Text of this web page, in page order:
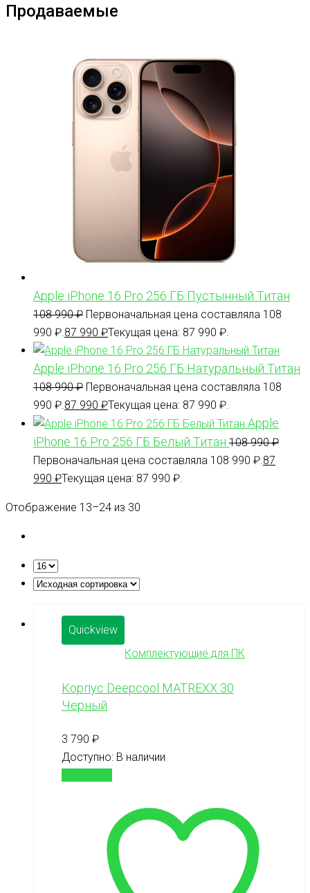
Продаваемые
Apple iPhone 16 Pro 256 ГБ Пустынный Титан
108 990₽ Первоначальная цена составляла 108
990 ₽. 87 990 ₽Текущая цена: 87 990 ₽.
Apple iPhone 16 Pro 256 ГБ Натуральный Титан
108 990₽ Первоначальная цена составляла 108
990 ₽. 87 990 ₽Текущая цена: 87 990 ₽.
Apple
iPhone 16 Pro 256 ГБ Белый Титан 108 990₽
Первоначальная цена составляла 108 990 ₽. 87
990 ₽Текущая цена: 87 990 ₽.
Отображение 13–24 из 30
Quickview
Комплектующие для ПК
Корпус Deepcool MATREXX 30
Черный
3 790 ₽
Доступно: В наличии